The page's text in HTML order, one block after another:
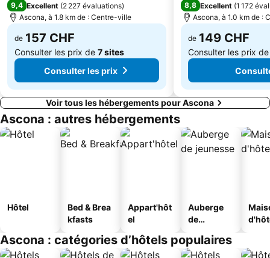
Stadio Giuseppe Sinigaglia
Como, city of toys
Imbarcadero Orta San Giulio
Villa del Balbianello
9,4 Excellent (2 227 évaluations)
Ascona, à 1.8 km de : Centre-ville
de 157 CHF
Consulter les prix de 7 sites
Consulter les prix
8,8 Excellent (1 172
Ascona, à 1.0 km de :
de 149 CHF
Consulter les prix
Voir tous les hébergements pour Ascona
Ascona : autres hébergements
Hôtel
Bed & Brea
kfasts
Appart'hôt
el
Auberge
de
Ascona : catégories d’hôtels populaires